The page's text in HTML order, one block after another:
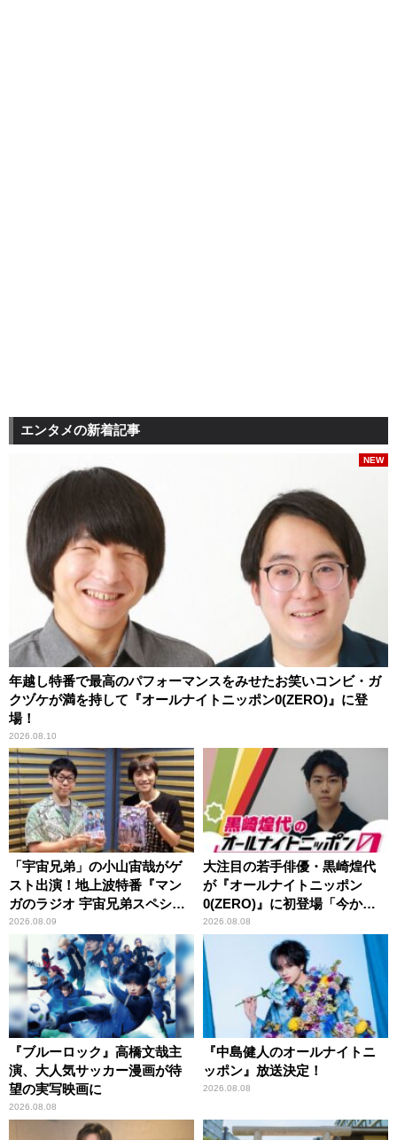
エンタメの新着記事
年越し特番で最高のパフォーマンスをみせたお笑いコンビ・ガ
クヅケが満を持して『オールナイトニッポン0(ZERO)』に登
場！
2026.08.10
NEW
「宇宙兄弟」の小山宙哉がゲ
スト出演！地上波特番『マン
ガのラジオ 宇宙兄弟スペシャ
ル 』
2026.08.09
大注目の若手俳優・黒崎煌代
が『オールナイトニッポン
0(ZERO)』に初登場「今から
とてもワクワクしておりま
す！」
2026.08.08
『ブルーロック』高橋文哉主
演、大人気サッカー漫画が待
望の実写映画に
2026.08.08
『中島健人のオールナイトニ
ッポン』放送決定！
2026.08.08